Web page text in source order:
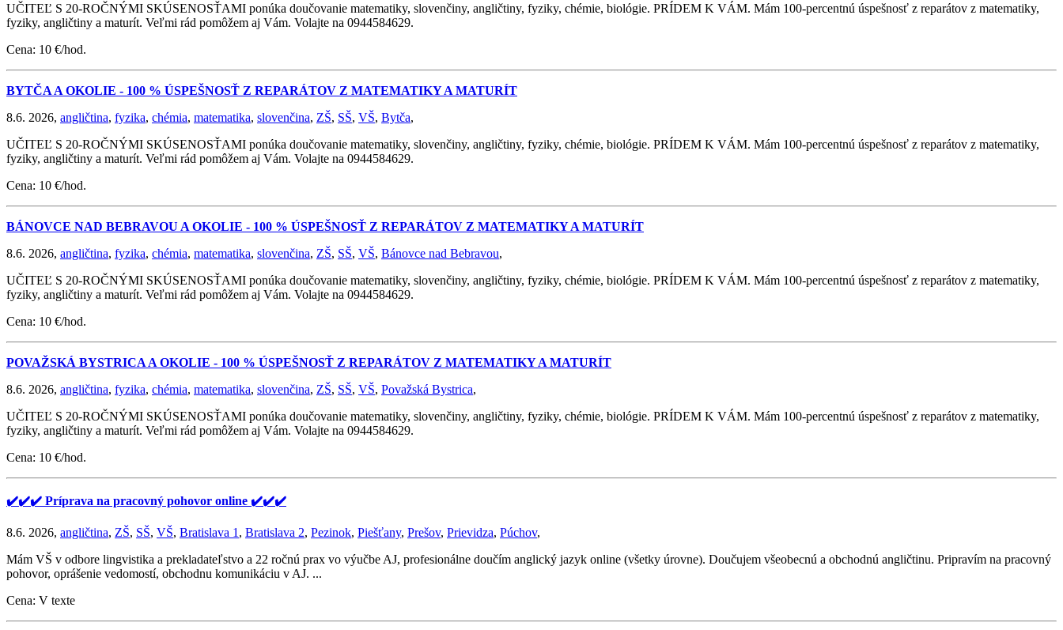
UČITEĽ S 20-ROČNÝMI SKÚSENOSŤAMI ponúka doučovanie matematiky, slovenčiny, angličtiny, fyziky, chémie, biológie. PRÍDEM K VÁM. Mám 100-percentnú úspešnosť z reparátov z matematiky,
fyziky, angličtiny a maturít. Veľmi rád pomôžem aj Vám. Volajte na 0944584629.
Cena: 10 €/hod.
BYTČA A OKOLIE - 100 % ÚSPEŠNOSŤ Z REPARÁTOV Z MATEMATIKY A MATURÍT
8.6. 2026, angličtina, fyzika, chémia, matematika, slovenčina, ZŠ, SŠ, VŠ, Bytča,
UČITEĽ S 20-ROČNÝMI SKÚSENOSŤAMI ponúka doučovanie matematiky, slovenčiny, angličtiny, fyziky, chémie, biológie. PRÍDEM K VÁM. Mám 100-percentnú úspešnosť z reparátov z matematiky,
fyziky, angličtiny a maturít. Veľmi rád pomôžem aj Vám. Volajte na 0944584629.
Cena: 10 €/hod.
BÁNOVCE NAD BEBRAVOU A OKOLIE - 100 % ÚSPEŠNOSŤ Z REPARÁTOV Z MATEMATIKY A MATURÍT
8.6. 2026, angličtina, fyzika, chémia, matematika, slovenčina, ZŠ, SŠ, VŠ, Bánovce nad Bebravou,
UČITEĽ S 20-ROČNÝMI SKÚSENOSŤAMI ponúka doučovanie matematiky, slovenčiny, angličtiny, fyziky, chémie, biológie. PRÍDEM K VÁM. Mám 100-percentnú úspešnosť z reparátov z matematiky,
fyziky, angličtiny a maturít. Veľmi rád pomôžem aj Vám. Volajte na 0944584629.
Cena: 10 €/hod.
POVAŽSKÁ BYSTRICA A OKOLIE - 100 % ÚSPEŠNOSŤ Z REPARÁTOV Z MATEMATIKY A MATURÍT
8.6. 2026, angličtina, fyzika, chémia, matematika, slovenčina, ZŠ, SŠ, VŠ, Považská Bystrica,
UČITEĽ S 20-ROČNÝMI SKÚSENOSŤAMI ponúka doučovanie matematiky, slovenčiny, angličtiny, fyziky, chémie, biológie. PRÍDEM K VÁM. Mám 100-percentnú úspešnosť z reparátov z matematiky,
fyziky, angličtiny a maturít. Veľmi rád pomôžem aj Vám. Volajte na 0944584629.
Cena: 10 €/hod.
✔️✔️✔️ Príprava na pracovný pohovor online ✔️✔️✔️
8.6. 2026, angličtina, ZŠ, SŠ, VŠ, Bratislava 1 , Bratislava 2, Pezinok, Piešťany, Prešov, Prievidza, Púchov,
Mám VŠ v odbore lingvistika a prekladateľstvo a 22 ročnú prax vo výučbe AJ, profesionálne doučím anglický jazyk online (všetky úrovne). Doučujem všeobecnú a obchodnú angličtinu. Pripravím na pracovný
pohovor, oprášenie vedomostí, obchodnu komunikáciu v AJ. ...
Cena: V texte